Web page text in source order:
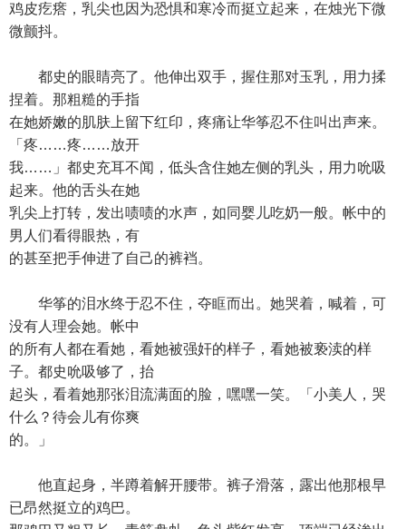
鸡皮疙瘩，乳尖也因为恐惧和寒冷而挺立起来，在烛光下微
微颤抖。
都史的眼睛亮了。他伸出双手，握住那对玉乳，用力揉
捏着。那粗糙的手指
在她娇嫩的肌肤上留下红印，疼痛让华筝忍不住叫出声来。
「疼……疼……放开
我……」都史充耳不闻，低头含住她左侧的乳头，用力吮吸
起来。他的舌头在她
乳尖上打转，发出啧啧的水声，如同婴儿吃奶一般。帐中的
男人们看得眼热，有
的甚至把手伸进了自己的裤裆。
华筝的泪水终于忍不住，夺眶而出。她哭着，喊着，可
没有人理会她。帐中
的所有人都在看她，看她被强奸的样子，看她被亵渎的样
子。都史吮吸够了，抬
起头，看着她那张泪流满面的脸，嘿嘿一笑。「小美人，哭
什么？待会儿有你爽
的。」
他直起身，半蹲着解开腰带。裤子滑落，露出他那根早
已昂然挺立的鸡巴。